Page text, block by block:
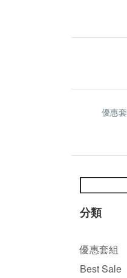
優惠
分類
優惠套組
Best Sale